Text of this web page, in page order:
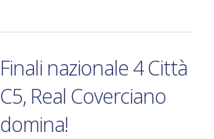
Finali nazionale 4 Città
C5, Real Coverciano
domina!